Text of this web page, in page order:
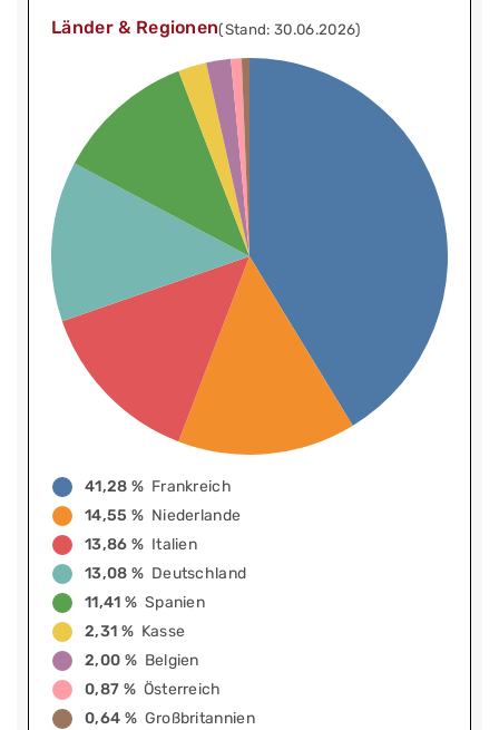
Länder & Regionen(Stand: 30.06.2026)
41,28 % Frankreich
14,55 % Niederlande
13,86 % Italien
13,08 % Deutschland
11,41 % Spanien
2,31 % Kasse
2,00 % Belgien
0,87 % Österreich
0,64 % Großbritannien